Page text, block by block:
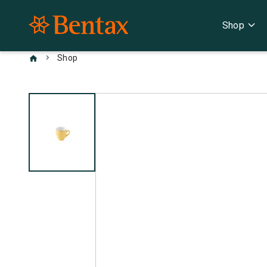
Shop expand_more
chevron_right Shop